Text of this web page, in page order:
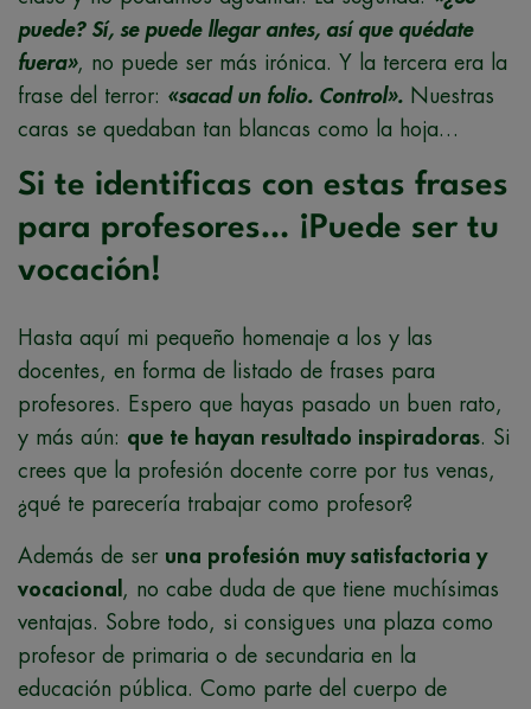
puede? Sí, se puede llegar antes, así que quédate
fuera», no puede ser más irónica. Y la tercera era la
frase del terror: «sacad un folio. Control». Nuestras
caras se quedaban tan blancas como la hoja…
Si te identificas con estas frases
para profesores… ¡Puede ser tu
vocación!
Hasta aquí mi pequeño homenaje a los y las
docentes, en forma de listado de frases para
profesores. Espero que hayas pasado un buen rato,
y más aún: que te hayan resultado inspiradoras. Si
crees que la profesión docente corre por tus venas,
¿qué te parecería trabajar como profesor?
Además de ser una profesión muy satisfactoria y
vocacional , no cabe duda de que tiene muchísimas
ventajas. Sobre todo, si consigues una plaza como
profesor de primaria o de secundaria en la
educación pública. Como parte del cuerpo de